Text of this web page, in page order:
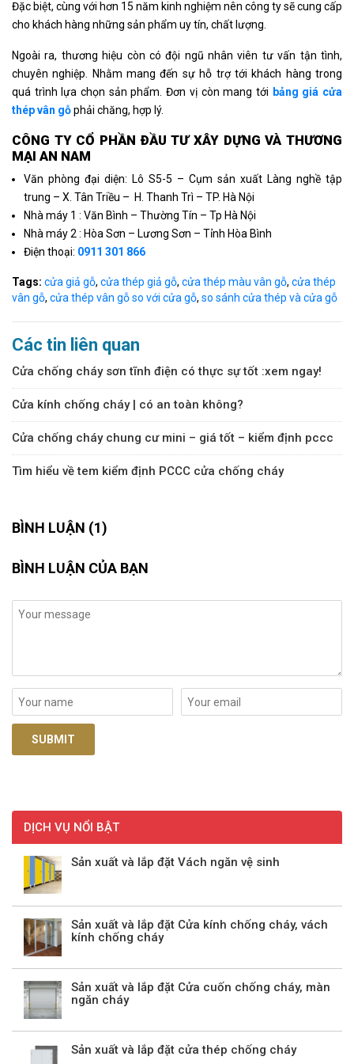
DỊCH VỤ NỔI BẬT
Sản xuất và lắp đặt Vách ngăn vệ sinh
Sản xuất và lắp đặt Cửa kính chống cháy, vách
kính chống cháy
Sản xuất và lắp đặt Cửa cuốn chống cháy, màn
ngăn cháy
Sản xuất và lắp đặt cửa thép chống cháy
Đặc biệt, cùng với hơn 15 năm kinh nghiệm nên công ty sẽ cung cấp
cho khách hàng những sản phẩm uy tín, chất lượng.
Ngoài ra, thương hiệu còn có đội ngũ nhân viên tư vấn tận tình,
chuyên nghiệp. Nhằm mang đến sự hỗ trợ tới khách hàng trong
quá trình lựa chọn sản phẩm. Đơn vị còn mang tới bảng giá cửa
thép vân gỗphải chăng, hợp lý.
CÔNG TY CỔ PHẦN ÐẦU TƯ XÂY DỰNG VÀ THƯƠNG
MẠI AN NAM
Văn phòng đại diện: Lô S5-5 – Cụm sản xuất Làng nghề tập
trung – X. Tân Triều – H. Thanh Trì – TP. Hà Nội
Nhà máy 1 : Văn Bình – Thường Tín – Tp Hà Nội
Nhà máy 2 : Hòa Sơn – Lương Sơn – Tỉnh Hòa Bình
Điện thoại: 0911 301 866
Tags: cửa giả gỗ, cửa thép giả gỗ, cửa thép màu vân gỗ, cửa thép
vân gỗ, cửa thép vân gỗ so với cửa gỗ, so sánh cửa thép và cửa gỗ
Các tin liên quan
Cửa chống cháy sơn tĩnh điện có thực sự tốt :xem ngay!
Cửa kính chống cháy | có an toàn không?
Cửa chống cháy chung cư mini – giá tốt – kiểm định pccc
Tìm hiểu về tem kiểm định PCCC cửa chống cháy
BÌNH LUẬN (1)
BÌNH LUẬN CỦA BẠN